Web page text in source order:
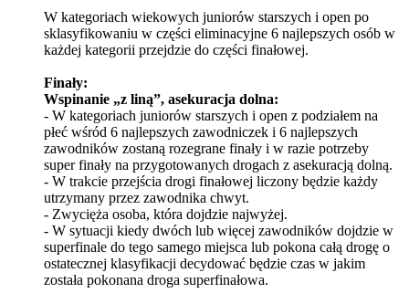
W kategoriach wiekowych juniorów starszych i open po
sklasyfikowaniu w części eliminacyjne 6 najlepszych osób w
każdej kategorii przejdzie do części finałowej.
Finały:
Wspinanie „z liną”, asekuracja dolna:
- W kategoriach juniorów starszych i open z podziałem na
płeć wśród 6 najlepszych zawodniczek i 6 najlepszych
zawodników zostaną rozegrane finały i w razie potrzeby
super finały na przygotowanych drogach z asekuracją dolną.
- W trakcie przejścia drogi finałowej liczony będzie każdy
utrzymany przez zawodnika chwyt.
- Zwycięża osoba, która dojdzie najwyżej.
- W sytuacji kiedy dwóch lub więcej zawodników dojdzie w
superfinale do tego samego miejsca lub pokona całą drogę o
ostatecznej klasyfikacji decydować będzie czas w jakim
została pokonana droga superfinałowa.